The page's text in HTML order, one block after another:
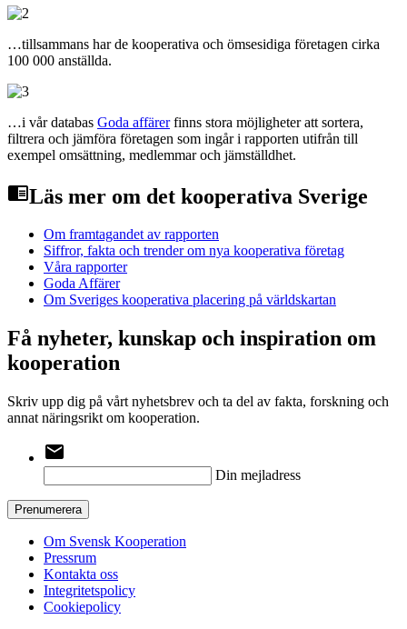
…tillsammans har de kooperativa och ömsesidiga företagen cirka
100 000 anställda.
…i vår databas Goda affärerfinns stora möjligheter att sortera,
filtrera och jämföra företagen som ingår i rapporten utifrån till
exempel omsättning, medlemmar och jämställdhet.
chrome_reader_modeLäs mer om det kooperativa Sverige
Om framtagandet av rapporten
Siffror, fakta och trender om nya kooperativa företag
Våra rapporter
Goda Affärer
Om Sveriges kooperativa placering på världskartan
Få nyheter, kunskap och inspiration om
kooperation
Skriv upp dig på vårt nyhetsbrev och ta del av fakta, forskning och
annat näringsrikt om kooperation.
email
Din mejladress
Prenumerera
Om Svensk Kooperation
Pressrum
Kontakta oss
Integritetspolicy
Cookiepolicy